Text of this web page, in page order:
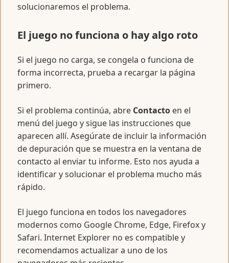
solucionaremos el problema.
El juego no funciona o hay algo roto
Si el juego no carga, se congela o funciona de
forma incorrecta, prueba a recargar la página
primero.
Si el problema continúa, abre Contacto en el
menú del juego y sigue las instrucciones que
aparecen allí. Asegúrate de incluir la información
de depuración que se muestra en la ventana de
contacto al enviar tu informe. Esto nos ayuda a
identificar y solucionar el problema mucho más
rápido.
El juego funciona en todos los navegadores
modernos como Google Chrome, Edge, Firefox y
Safari. Internet Explorer no es compatible y
recomendamos actualizar a uno de los